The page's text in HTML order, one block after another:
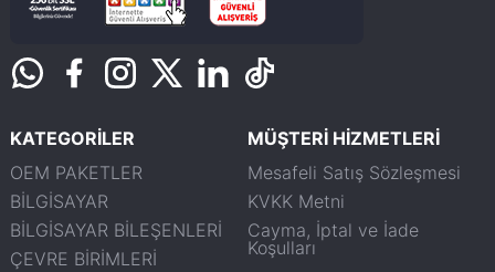
KATEGORİLER
OEM PAKETLER
BİLGİSAYAR
BİLGİSAYAR BİLEŞENLERİ
ÇEVRE BİRİMLERİ
MÜŞTERİ HİZMETLERİ
Mesafeli Satış Sözleşmesi
KVKK Metni
Cayma, İptal ve İade
Koşulları